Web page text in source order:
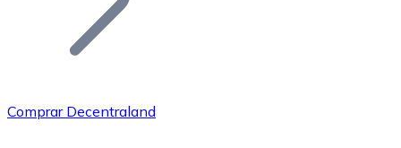
Comprar Decentraland